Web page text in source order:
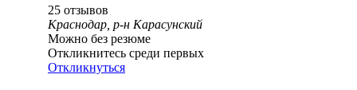
25 отзывов
Краснодар, р-н Карасунский
Можно без резюме
Откликнитесь среди первых
Откликнуться